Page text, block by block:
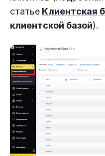
статье Клиентская
клиентской базой).